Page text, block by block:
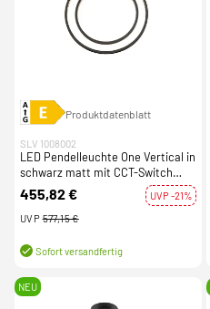
Produktdatenblatt
SLV 1008002
LED Pendelleuchte One Vertical in
schwarz matt mit CCT-Switch
40W dimmbar
455,82 €
UVP -21%
UVP 577,15 €
Sofort versandfertig
NEU